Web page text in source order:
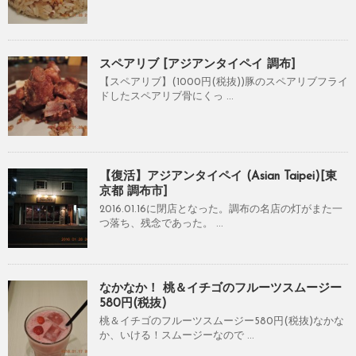
スペアリブ [アジアンタイペイ 調布]
【スペアリブ】(1000円(税抜))豚のスペアリブフライ
ドしたスペアリブ骨にくっ ...
【復活】アジアンタイペイ (Asian Taipei)[東
京都 調布市]
2016.01.16に閉店となった。調布の名店の灯がまた一
つ落ち、残念であった。 ...
なかなか！ 桃＆イチゴのフルーツスムージー
580円(税抜)
桃＆イチゴのフルーツスムージー580円(税抜)なかな
か、いける！スムージーなので ...